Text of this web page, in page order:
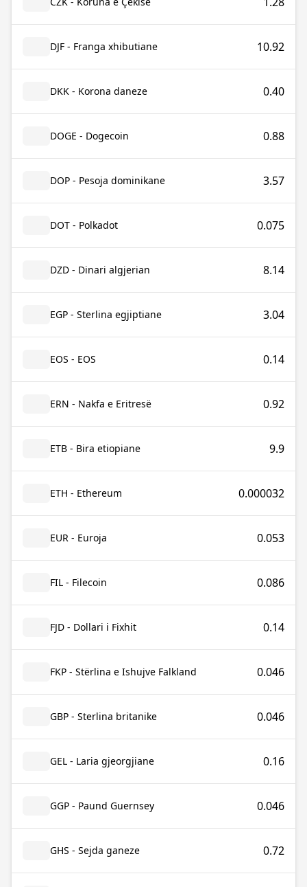
DJF - Franga xhibutiane 10.92
DKK - Korona daneze 0.40
DOGE - Dogecoin 0.88
DOP - Pesoja dominikane 3.57
DOT - Polkadot 0.075
DZD - Dinari algjerian 8.14
EGP - Sterlina egjiptiane 3.04
EOS - EOS 0.14
ERN - Nakfa e Eritresë 0.92
ETB - Bira etiopiane 9.9
ETH - Ethereum 0.000032
EUR - Euroja 0.053
FIL - Filecoin 0.086
FJD - Dollari i Fixhit 0.14
FKP - Stërlina e Ishujve Falkland 0.046
GBP - Sterlina britanike 0.046
GEL - Laria gjeorgjiane 0.16
GGP - Paund Guernsey 0.046
GHS - Sejda ganeze 0.72